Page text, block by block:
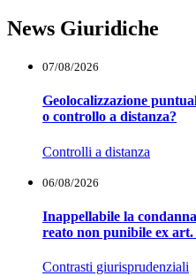
News Giuridiche
07/08/2026
Geolocalizzazione
o controllo a distanza?
Controlli a distanza
06/08/2026
Inappellabile la
reato non punibile ex art.
Contrasti giurisprudenziali